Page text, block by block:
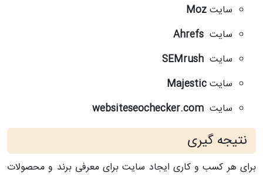
سایت
سایت
سایت SEMrush
سایتMajestic
سایت
نتیجه گیری
برای هر کسب و کاری ایجاد سایت برای معرفی برند و محصولات